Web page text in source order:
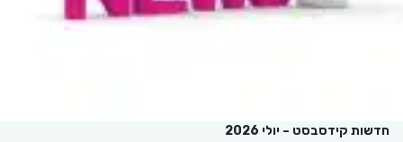
חדשות קידסבסט – יולי 2026